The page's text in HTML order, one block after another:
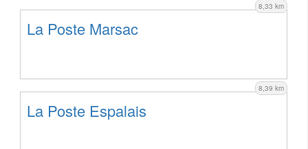
8,33 km
La Poste Marsac
8,39 km
La Poste Espalais